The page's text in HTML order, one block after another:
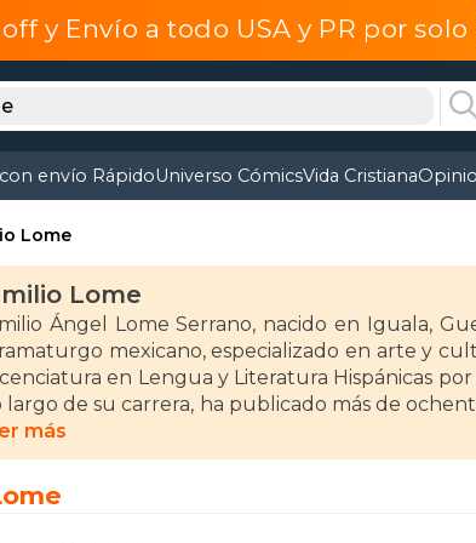
off y Envío a todo USA y PR por
envío RápidoUniverso CómicsVida Cristiana
Lome
Lome
Ángel Lome Serrano, nacido en Iguala,
mexicano, especializado en arte y
en Lengua y Literatura Hispánicas
largo de su carrera, ha publicado más de
prestigiosas editoriales de México,
sus obras más destacadas se encuentra "El
le valió el Premio El Barco de Vapor en
Infantil "Juan de la Cabada" por su
más